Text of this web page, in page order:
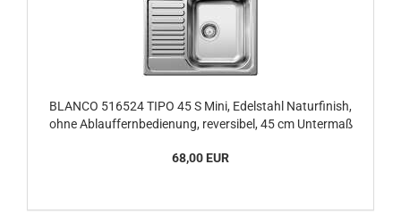
BLANCO 516524 TIPO 45 S Mini, Edelstahl Naturfinish,
ohne Ablauffernbedienung, reversibel, 45 cm Untermaß
68,00 EUR